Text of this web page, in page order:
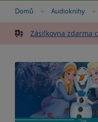
Nacházíte
zde:
Domů »Audioknihy
Zásilkovna zdarma